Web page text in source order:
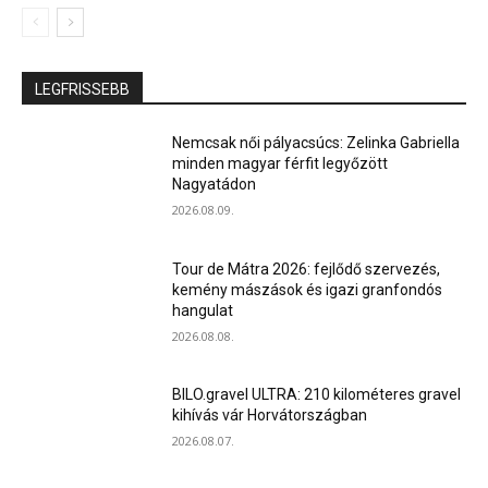
LEGFRISSEBB
Nemcsak női pályacsúcs: Zelinka Gabriella
minden magyar férfit legyőzött
Nagyatádon
2026.08.09.
Tour de Mátra 2026: fejlődő szervezés,
kemény mászások és igazi granfondós
hangulat
2026.08.08.
BILO.gravel ULTRA: 210 kilométeres gravel
kihívás vár Horvátországban
2026.08.07.